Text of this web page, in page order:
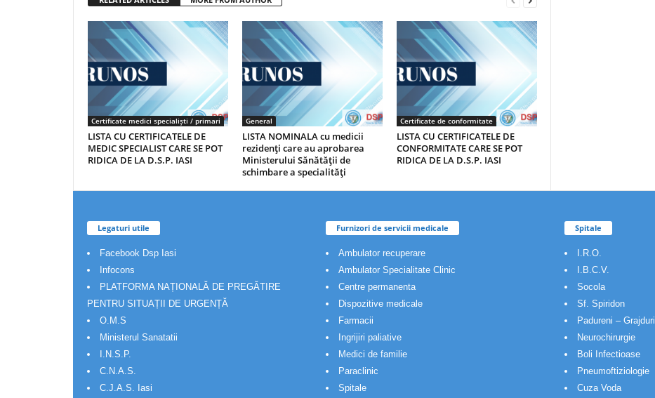
Certificate medici specialiști / primari
LISTA CU CERTIFICATELE DE
MEDIC SPECIALIST CARE SE POT
RIDICA DE LA D.S.P. IASI
General
LISTA NOMINALA cu medicii
rezidenţi care au aprobarea
Ministerului Sănătăţii de
schimbare a specialităţi
Certificate de conformitate
LISTA CU CERTIFICATELE DE
CONFORMITATE CARE SE POT
RIDICA DE LA D.S.P. IASI
Legaturi utile
Facebook Dsp Iasi
Infocons
PLATFORMA NAȚIONALĂ DE PREGĂTIRE
PENTRU SITUAȚII DE URGENȚĂ
O.M.S
Ministerul Sanatatii
I.N.S.P.
C.N.A.S.
C.J.A.S. Iasi
Furnizori de servicii medicale
Ambulator recuperare
Ambulator Specialitate Clinic
Centre permanenta
Dispozitive medicale
Farmacii
Ingrijiri paliative
Medici de familie
Paraclinic
Spitale
Spitale
I.R.O.
I.B.C.V.
Socola
Sf. Spiridon
Padureni – Grajduri
Neurochirurgie
Boli Infectioase
Pneumoftiziologie
Cuza Voda